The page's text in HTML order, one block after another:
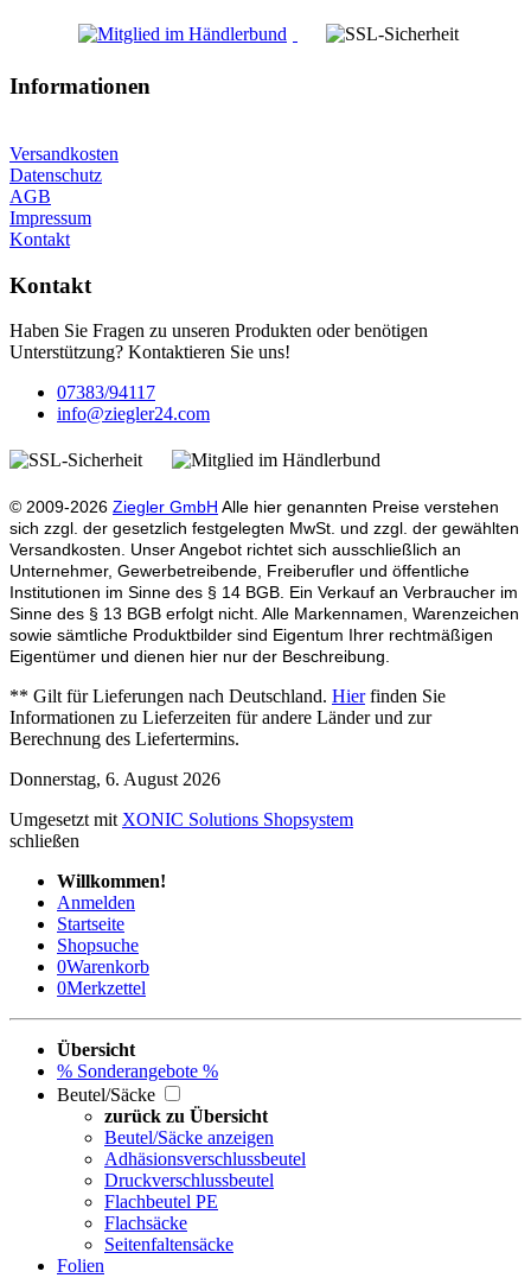
Informationen
Versandkosten
Datenschutz
AGB
Impressum
Kontakt
Kontakt
Haben Sie Fragen zu unseren Produkten oder benötigen
Unterstützung? Kontaktieren Sie uns!
07383/94117
info@ziegler24.com
© 2009-2026 Ziegler GmbH Alle hier genannten Preise verstehen
sich zzgl. der gesetzlich festgelegten MwSt. und zzgl. der gewählten
Versandkosten. Unser Angebot richtet sich ausschließlich an
Unternehmer, Gewerbetreibende, Freiberufler und öffentliche
Institutionen im Sinne des § 14 BGB. Ein Verkauf an Verbraucher im
Sinne des § 13 BGB erfolgt nicht. Alle Markennamen, Warenzeichen
sowie sämtliche Produktbilder sind Eigentum Ihrer rechtmäßigen
Eigentümer und dienen hier nur der Beschreibung.
** Gilt für Lieferungen nach Deutschland. Hierfinden Sie
Informationen zu Lieferzeiten für andere Länder und zur
Berechnung des Liefertermins.
Donnerstag, 6. August 2026
Umgesetzt mit XONIC Solutions Shopsystem
schließen
Willkommen!
Anmelden
Startseite
Shopsuche
0Warenkorb
0Merkzettel
Übersicht
% Sonderangebote %
Beutel/Säcke
zurück zu Übersicht
Beutel/Säcke anzeigen
Adhäsionsverschlussbeutel
Druckverschlussbeutel
Flachbeutel PE
Flachsäcke
Seitenfaltensäcke
Folien